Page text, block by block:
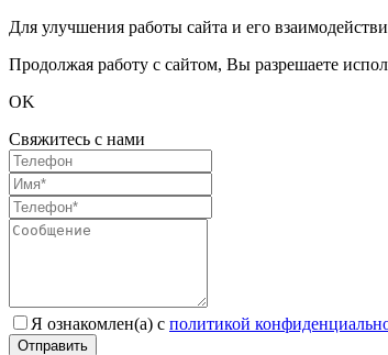
Для улучшения работы сайта и его
Продолжая работу с сайтом, Вы разрешаете
OK
Свяжитесь с нами
Я ознакомлен(а) с политикой
Отправить